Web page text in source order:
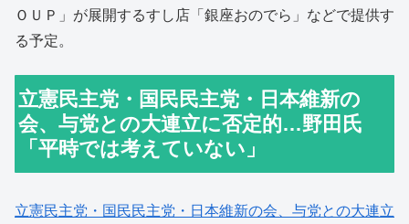
ＯＵＰ」が展開するすし店「銀座おのでら」などで提供す
る予定。
立憲民主党・国民民主党・日本維新の
会、与党との大連立に否定的…野田氏
「平時では考えていない」
立憲民主党・国民民主党・日本維新の会、与党との大連立